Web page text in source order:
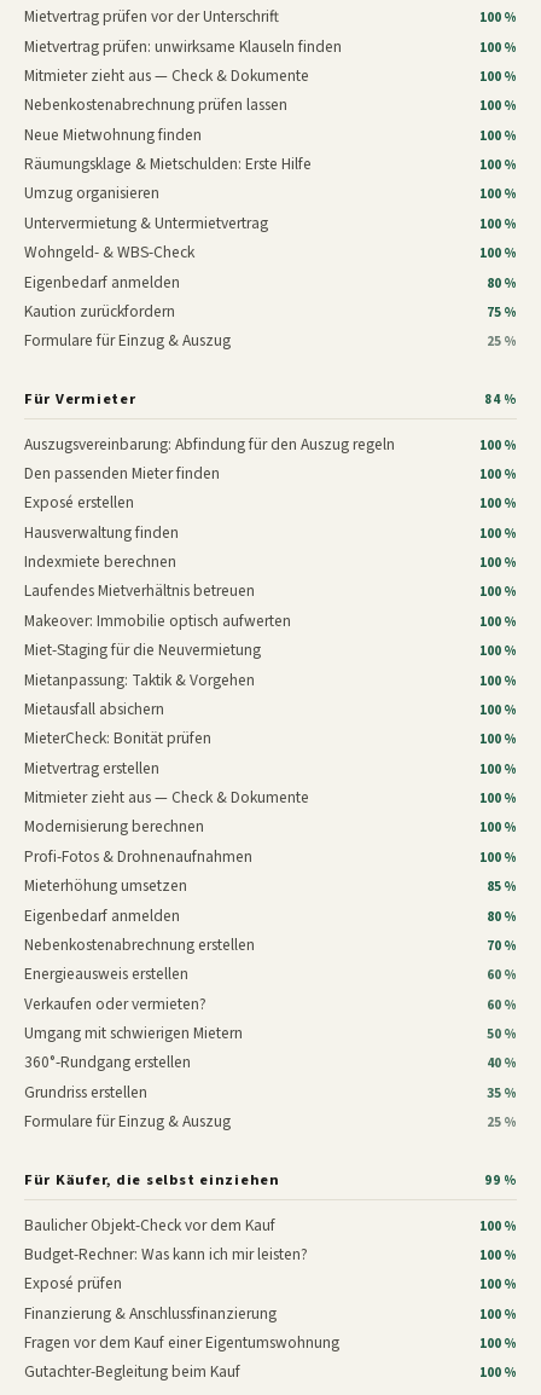
Mietvertrag prüfen vor der Unterschrift 100 %
Mietvertrag prüfen: unwirksame Klauseln finden 100 %
Mitmieter zieht aus — Check & Dokumente 100 %
Nebenkostenabrechnung prüfen lassen 100 %
Neue Mietwohnung finden 100 %
Räumungsklage & Mietschulden: Erste Hilfe 100 %
Umzug organisieren 100 %
Untervermietung & Untermietvertrag 100 %
Wohngeld- & WBS-Check 100 %
Eigenbedarf anmelden 80 %
Kaution zurückfordern 75 %
Formulare für Einzug & Auszug 25 %
Für Vermieter 84 %
Auszugsvereinbarung: Abfindung für den Auszug regeln 100 %
Den passenden Mieter finden 100 %
Exposé erstellen 100 %
Hausverwaltung finden 100 %
Indexmiete berechnen 100 %
Laufendes Mietverhältnis betreuen 100 %
Makeover: Immobilie optisch aufwerten 100 %
Miet-Staging für die Neuvermietung 100 %
Mietanpassung: Taktik & Vorgehen 100 %
Mietausfall absichern 100 %
MieterCheck: Bonität prüfen 100 %
Mietvertrag erstellen 100 %
Mitmieter zieht aus — Check & Dokumente 100 %
Modernisierung berechnen 100 %
Profi-Fotos & Drohnenaufnahmen 100 %
Mieterhöhung umsetzen 85 %
Eigenbedarf anmelden 80 %
Nebenkostenabrechnung erstellen 70 %
Energieausweis erstellen 60 %
Verkaufen oder vermieten? 60 %
Umgang mit schwierigen Mietern 50 %
360°-Rundgang erstellen 40 %
Grundriss erstellen 35 %
Formulare für Einzug & Auszug 25 %
Für Käufer, die selbst einziehen 99 %
Baulicher Objekt-Check vor dem Kauf 100 %
Budget-Rechner: Was kann ich mir leisten? 100 %
Exposé prüfen 100 %
Finanzierung & Anschlussfinanzierung 100 %
Fragen vor dem Kauf einer Eigentumswohnung 100 %
Gutachter-Begleitung beim Kauf 100 %